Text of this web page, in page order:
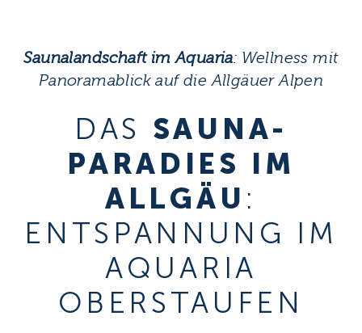
Saunalandschaft im Aquaria: Wellness mit
Panoramablick auf die Allgäuer Alpen
DAS SAUNA-
PARADIES IM
ALLGÄU :
ENTSPANNUNG IM
AQUARIA
OBERSTAUFEN